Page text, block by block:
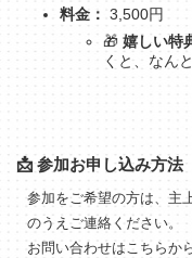
料金： 3,500円
🎁 嬉しい特
くと、なんと
📩 参加お申し込み方法
参加をご希望の方は、
のうえご連絡ください。
お問い合わせはこちらか